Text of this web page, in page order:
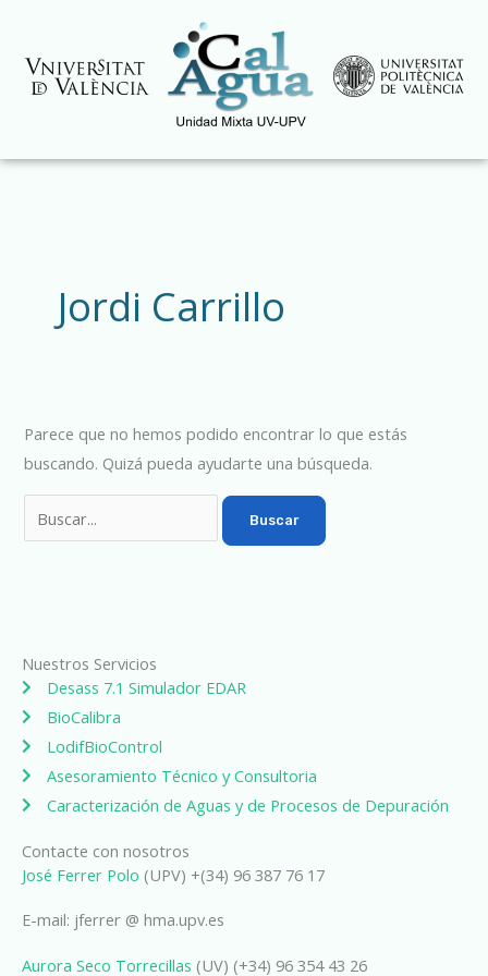
contenido
Jordi Carrillo
Parece que no hemos podido encontrar lo que estás
buscando. Quizá pueda ayudarte una búsqueda.
Nuestros Servicios
Desass 7.1 Simulador EDAR
BioCalibra
LodifBioControl
Asesoramiento Técnico y Consultoria
Caracterización de Aguas y de Procesos de Depuración
Contacte con nosotros
José Ferrer Polo (UPV) +(34) 96 387 76 17
E-mail: jferrer @ hma.upv.es
Aurora Seco Torrecillas (UV) (+34) 96 354 43 26